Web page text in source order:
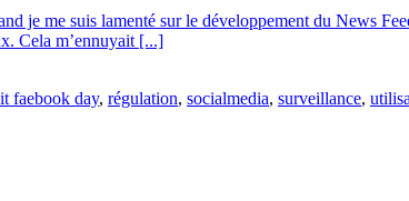
je me suis lamenté sur le développement du News
Cela m’ennuyait [...]
faebook day, régulation, socialmedia, surveillance,